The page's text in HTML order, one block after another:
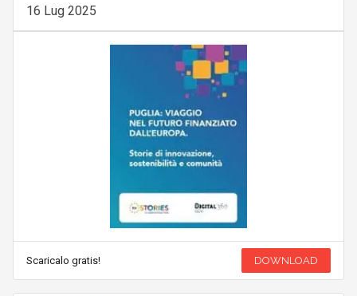
16 Lug 2025
Scaricalo gratis! DOWNLOAD